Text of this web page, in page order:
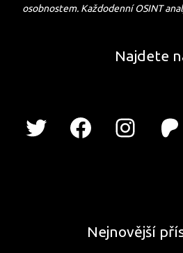
osobnostem. Každodenní OSINT
Najdete
Nejnovější